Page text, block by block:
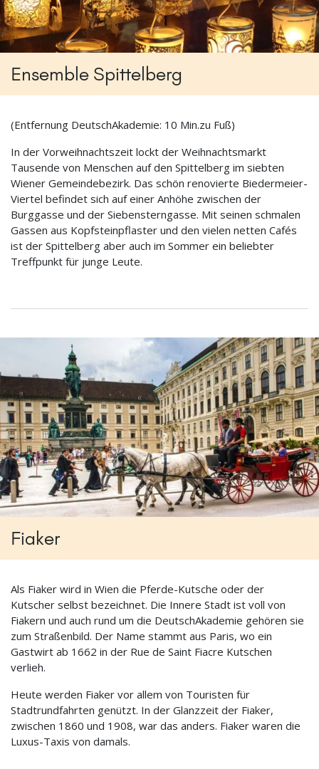
Ensemble Spittelberg
(Entfernung DeutschAkademie: 10 Min.zu Fuß)
In der Vorweihnachtszeit lockt der Weihnachtsmarkt
Tausende von Menschen auf den Spittelberg im siebten
Wiener Gemeindebezirk. Das schön renovierte Biedermeier-
Viertel befindet sich auf einer Anhöhe zwischen der
Burggasse und der Siebensterngasse. Mit seinen schmalen
Gassen aus Kopfsteinpflaster und den vielen netten Cafés
ist der Spittelberg aber auch im Sommer ein beliebter
Treffpunkt für junge Leute.
Fiaker
Als Fiaker wird in Wien die Pferde-Kutsche oder der
Kutscher selbst bezeichnet. Die Innere Stadt ist voll von
Fiakern und auch rund um die DeutschAkademie gehören sie
zum Straßenbild. Der Name stammt aus Paris, wo ein
Gastwirt ab 1662 in der Rue de Saint Fiacre Kutschen
verlieh.
Heute werden Fiaker vor allem von Touristen für
Stadtrundfahrten genützt. In der Glanzzeit der Fiaker,
zwischen 1860 und 1908, war das anders. Fiaker waren die
Luxus-Taxis von damals.